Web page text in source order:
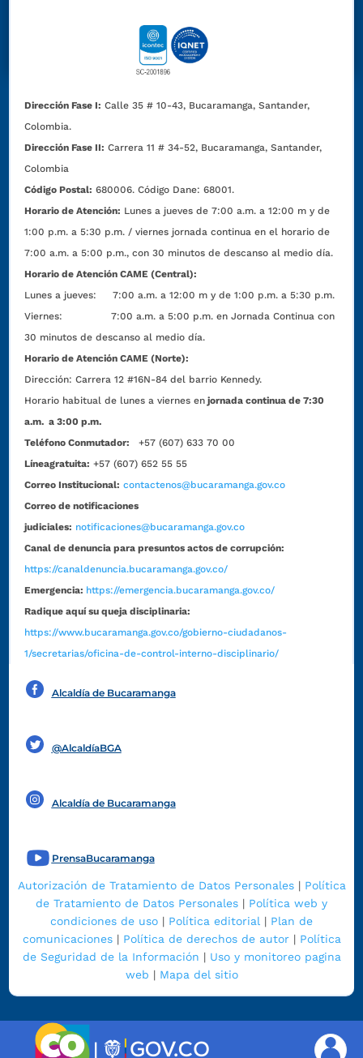
Dirección Fase I: Calle 35 # 10-43, Bucaramanga, Santander,
Colombia.
Dirección Fase II: Carrera 11 # 34-52, Bucaramanga, Santander,
Colombia
Código Postal: 680006. Código Dane: 68001.
Horario de Atención: Lunes a jueves de 7:00 a.m. a 12:00 m y de
1:00 p.m. a 5:30 p.m. / viernes jornada continua en el horario de
7:00 a.m. a 5:00 p.m., con 30 minutos de descanso al medio día.
Horario de Atención CAME (Central):
Lunes a jueves: 7:00 a.m. a 12:00 m y de 1:00 p.m. a 5:30 p.m.
Viernes: 7:00 a.m. a 5:00 p.m. en Jornada Continua con
30 minutos de descanso al medio día.
Horario de Atención CAME (Norte):
Dirección:Carrera 12 #16N-84 del barrio Kennedy.
Horario habitual de lunes a viernes en jornada continua de 7:30
a.m. a 3:00 p.m.
Teléfono Conmutador:
+57 (607) 633 70 00
Líneagratuita: +57 (607) 652 55 55
Correo Institucional: contactenos@bucaramanga.gov.co
Correo de notificaciones
judiciales: notificaciones@bucaramanga.gov.co
Canal de denuncia para presuntos actos de corrupción:
https://canaldenuncia.bucaramanga.gov.co/
Emergencia: https://emergencia.bucaramanga.gov.co/
Radique aquí su queja disciplinaria:
https://www.bucaramanga.gov.co/gobierno-ciudadanos-
1/secretarias/oficina-de-control-interno-disciplinario/
Alcaldía de Bucaramanga
@AlcaldíaBGA
Alcaldía de Bucaramanga
PrensaBucaramanga
Autorización de Tratamiento de Datos Personales| Política
de Tratamiento de Datos Personales | Política web y
condiciones de uso | Política editorial | Plan de
comunicaciones| Política de derechos de autor| Política
de Seguridad de la Información | Uso y monitoreo pagina
web | Mapa del sitio
|